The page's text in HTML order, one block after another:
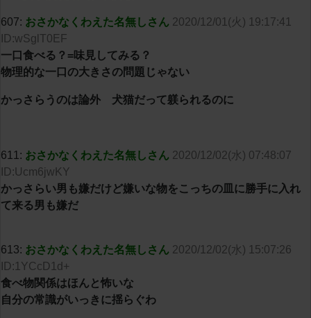
607: おさかなくわえた名無しさん 2020/12/01(火) 19:17:41
ID:wSglT0EF
一口食べる？=味見してみる？
物理的な一口の大きさの問題じゃない
かっさらうのは論外 犬猫だって躾られるのに
611: おさかなくわえた名無しさん 2020/12/02(水) 07:48:07
ID:Ucm6jwKY
かっさらい男も嫌だけど嫌いな物をこっちの皿に勝手に入れ
て来る男も嫌だ
613: おさかなくわえた名無しさん 2020/12/02(水) 15:07:26
ID:1YCcD1d+
食べ物関係はほんと怖いな
自分の常識がいっきに揺らぐわ